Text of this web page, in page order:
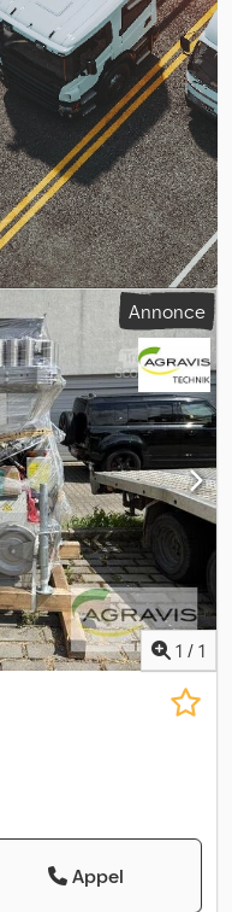
en tant que soc
Annonce
1 / 1
Appel